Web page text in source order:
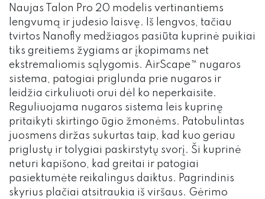
Naujas Talon Pro 20 modelis vertinantiems
lengvumą ir judesio laisvę. Iš lengvos, tačiau
tvirtos Nanofly medžiagos pasiūta kuprinė puikiai
tiks greitiems žygiams ar įkopimams net
ekstremaliomis sąlygomis. AirScape™ nugaros
sistema, patogiai priglunda prie nugaros ir
leidžia cirkuliuoti orui dėl ko neperkaisite.
Reguliuojama nugaros sistema leis kuprinę
pritaikyti skirtingo ūgio žmonėms. Patobulintas
juosmens diržas sukurtas taip, kad kuo geriau
priglustų ir tolygiai paskirstytų svorį. Ši kuprinė
neturi kapišono, kad greitai ir patogiai
pasiektumėte reikalingus daiktus. Pagrindinis
skyrius plačiai atsitraukia iš viršaus. Gėrimo